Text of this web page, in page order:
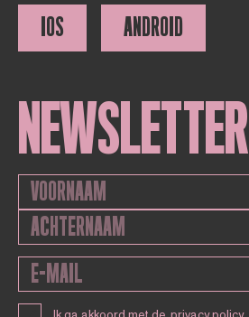
IOS ANDROID
NEWSLETTER